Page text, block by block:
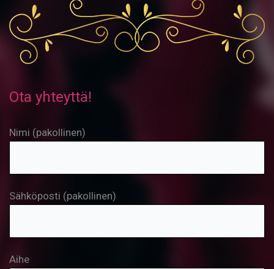
Ota yhteyttä!
Nimi (pakollinen)
Sähköposti (pakollinen)
Aihe